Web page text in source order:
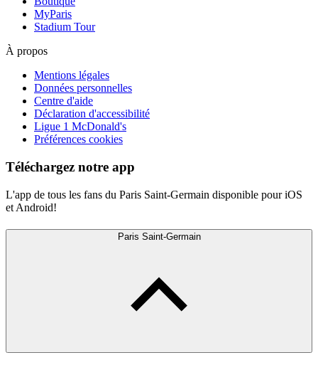
MyParis
Stadium Tour
À propos
Mentions légales
Données personnelles
Centre d'aide
Déclaration d'accessibilité
Ligue 1 McDonald's
Préférences cookies
Téléchargez notre app
L'app de tous les fans du Paris Saint-Germain disponible pour iOS
et Android!
Paris Saint-Germain